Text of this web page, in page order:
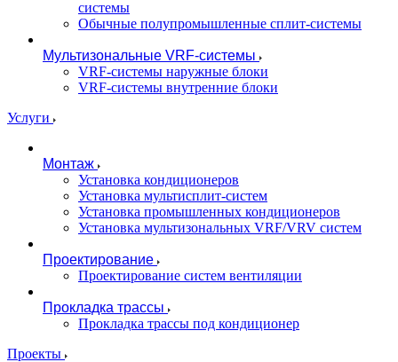
системы
Обычные полупромышленные сплит-системы
Мультизональные VRF-системы
VRF-системы наружные блоки
VRF-системы внутренние блоки
Услуги
Монтаж
Установка кондиционеров
Установка мультисплит-систем
Установка промышленных кондиционеров
Установка мультизональных VRF/VRV систем
Проектирование
Проектирование систем вентиляции
Прокладка трассы
Прокладка трассы под кондиционер
Проекты